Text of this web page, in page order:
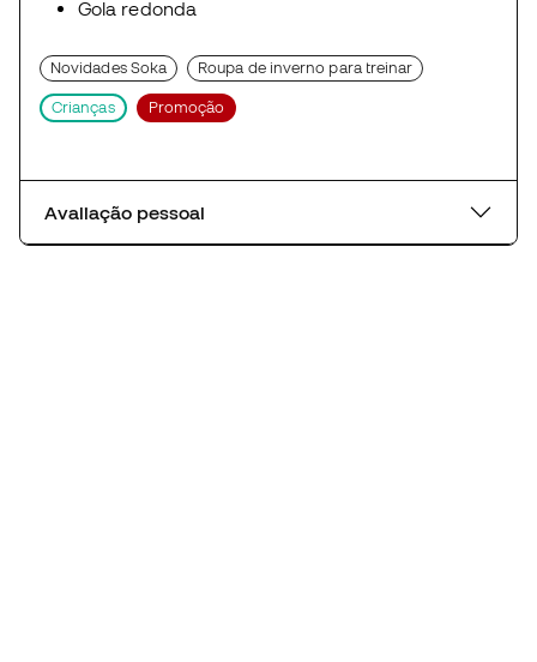
Gola redonda
Novidades Soka Roupa de inverno para treinar
Crianças Promoção
Avaliação pessoal